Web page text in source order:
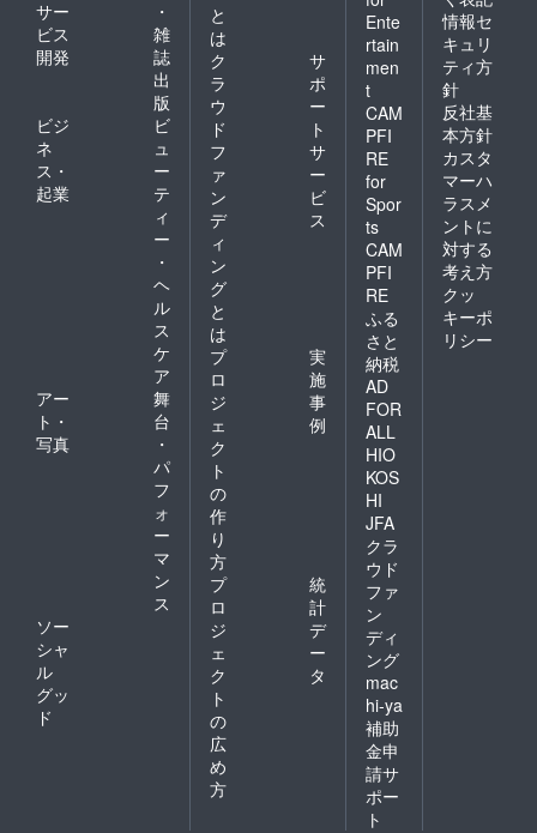
サー
ビス
開発
・
雑
誌
出
版
ビジ
ネ
ス・
起業
ビ
ュ
ー
テ
ィ
ー
・
ヘ
ル
ス
ケ
ア
アー
ト・
写真
舞
台
・
パ
フ
ォ
ー
マ
ン
ス
ソー
シャ
ル
グッ
ド
と
は
ク
ラ
ウ
ド
フ
ァ
ン
デ
ィ
ン
グ
と
は
サ
ポ
ー
ト
サ
ー
ビ
ス
プ
ロ
ジ
ェ
ク
ト
の
作
り
方
実
施
事
例
プ
ロ
ジ
ェ
ク
ト
の
広
め
方
統
計
デ
ー
タ
Ente
rtain
men
t
CAM
PFI
RE
for
Spor
ts
CAM
PFI
RE
ふる
さと
納税
AD
FOR
ALL
HIO
KOS
HI
JFA
クラ
ウド
ファ
ン
ディ
ング
mac
hi-ya
補助
金申
請サ
ポー
ト
情報セ
キュリ
ティ方
針
反社基
本方針
カスタ
マーハ
ラスメ
ントに
対する
考え方
クッ
キーポ
リシー